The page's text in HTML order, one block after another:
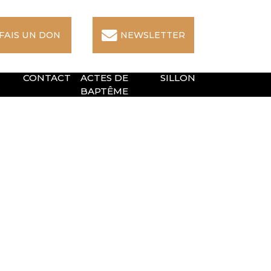
UN DON NEWSLETTER
CONTACT
ACTES DE
BAPTÊME
SILLON